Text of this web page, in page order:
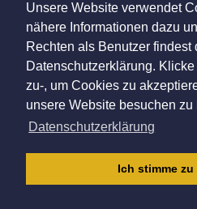
Unsere Website verwendet
nähere Informationen dazu
Rechten als Benutzer findest
Datenschutzerklärung.
zu-, um Cookies zu
unsere Website besuchen zu
Datenschutzerklärung
Ich stimme zu
|AGB|